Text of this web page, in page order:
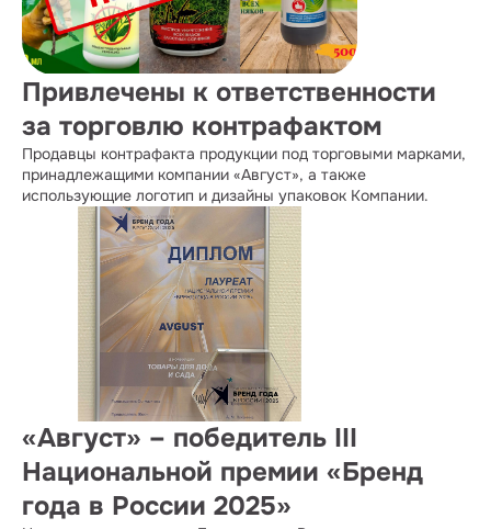
Привлечены к ответственности
за торговлю контрафактом
Продавцы контрафакта продукции под торговыми марками,
принадлежащими компании «Август», а также
использующие логотип и дизайны упаковок Компании.
«Август» – победитель III
Национальной премии «Бренд
года в России 2025»